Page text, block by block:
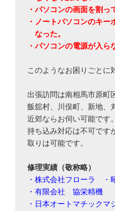
・パソコンの画面を割っ
・ノートパソコンのキ
なった。
・パソコンの電源が入
このようなお困りごとに
出張訪問は南相馬市原
飯舘村、川俣町、新地、
近郊ならお伺い可能です。
持ち込み対応は不可です
取りは可能です。
修理実績（敬称略）
・株式会社フローラ　
・有限会社　協栄精機
・日本オートマチックマ